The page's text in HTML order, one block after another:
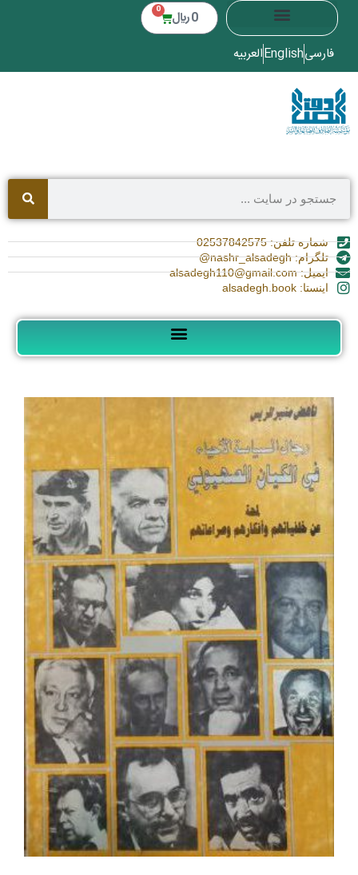
0 ﷼ 0
فارسیEnglishالعربیه
شماره تلفن: 02537842575
تلگرام: nashr_alsadegh@
ایمیل: alsadegh110@gmail.com
اینستا: alsadegh.book